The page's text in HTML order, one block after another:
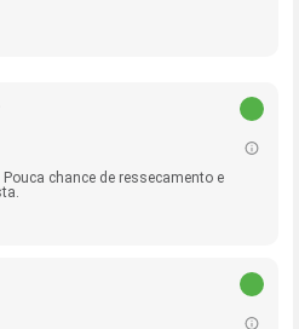
chance de ressecamento e